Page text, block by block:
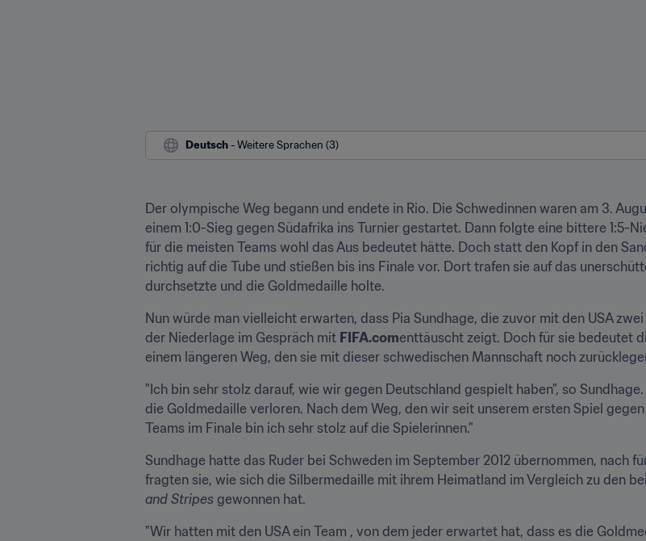
Deutsch - Weitere Sprachen (3)
Der olympische Weg begann und endete in Rio. Die Schwedinnen waren am 3.
einem 1:0-Sieg gegen Südafrika ins Turnier gestartet. Dann folgte eine bittere 1:5-
für die meisten Teams wohl das Aus bedeutet hätte. Doch statt den Kopf in den
richtig auf die Tube und stießen bis ins Finale vor. Dort trafen sie auf das
durchsetzte und die Goldmedaille holte.
Nun würde man vielleicht erwarten, dass Pia Sundhage, die zuvor mit den USA
der Niederlage im Gespräch mit FIFA.comenttäuscht zeigt. Doch für sie bedeutet
einem längeren Weg, den sie mit dieser schwedischen Mannschaft noch
"Ich bin sehr stolz darauf, wie wir gegen Deutschland gespielt haben", so
die Goldmedaille verloren. Nach dem Weg, den wir seit unserem ersten Spiel
Teams im Finale bin ich sehr stolz auf die Spielerinnen."
Sundhage hatte das Ruder bei Schweden im September 2012 übernommen, nach
fragten sie, wie sich die Silbermedaille mit ihrem Heimatland im Vergleich zu den
and Stripes gewonnen hat.
"Wir hatten mit den USA ein Team , von dem jeder erwartet hat, dass es die